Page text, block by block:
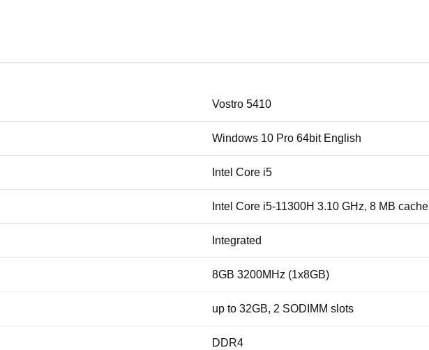
Vostro 5410
Windows 10 Pro 64bit English
Intel Core i5
Intel Core i5-11300H 3.10 GHz, 8 MB cache
Integrated
8GB 3200MHz (1x8GB)
up to 32GB, 2 SODIMM slots
DDR4